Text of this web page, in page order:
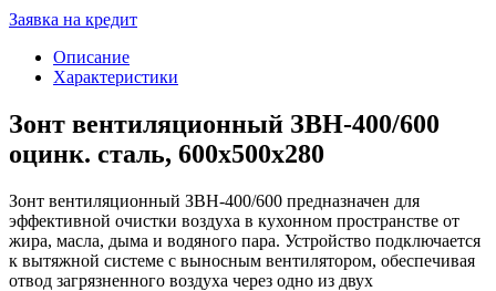
Заявка на кредит
Описание
Характеристики
Зонт вентиляционный ЗВН-400/600
оцинк. сталь, 600х500х280
Зонт вентиляционный ЗВН-400/600 предназначен для
эффективной очистки воздуха в кухонном пространстве от
жира, масла, дыма и водяного пара. Устройство подключается
к вытяжной системе с выносным вентилятором, обеспечивая
отвод загрязненного воздуха через одно из двух